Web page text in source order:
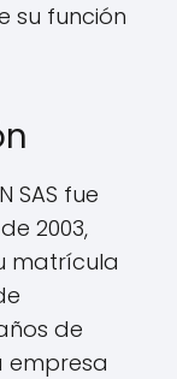
su función
SAS fue
2003,
matrícula
de
empresa